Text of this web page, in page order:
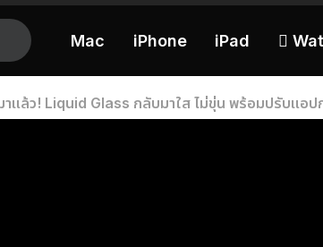
Mac iPhone iPad 
แล้ว! Liquid Glass กลับมาใส ไม่ขุ่น พร้อมปรับแอป